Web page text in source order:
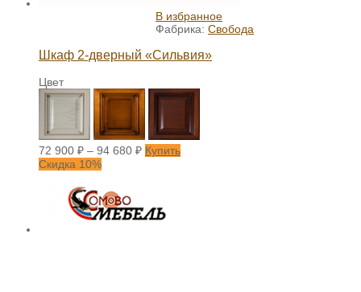
В избранное
Фабрика: Свобода
Шкаф 2-дверный «Сильвия»
Цвет
72 900 ₽ – 94 680 ₽ Купить
Скидка 10%